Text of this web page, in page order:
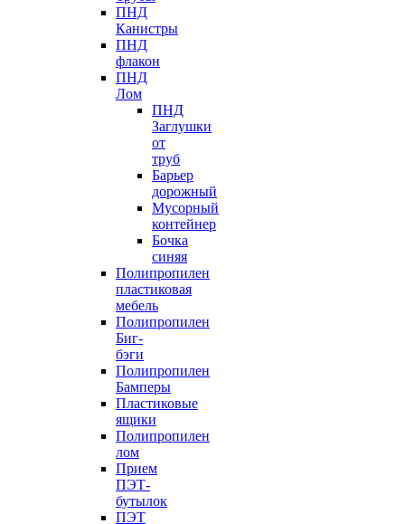
ПНД
Канистры
ПНД
флакон
ПНД
Лом
ПНД
Заглушки
от
труб
Барьер
дорожный
Мусорный
контейнер
Бочка
синяя
Полипропилен
пластиковая
мебель
Полипропилен
Биг-
бэги
Полипропилен
Бамперы
Пластиковые
ящики
Полипропилен
лом
Прием
ПЭТ-
бутылок
ПЭТ